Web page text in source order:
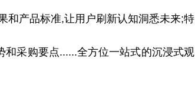
和产品标准,让用户刷新认知洞悉未来;特
采购要点......全方位一站式的沉浸式观